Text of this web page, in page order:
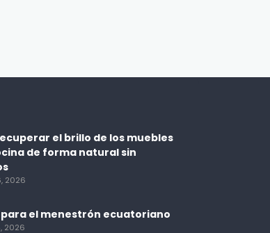
el brillo de los muebles
de forma natural sin
2026
para el menestrón ecuatoriano
2026